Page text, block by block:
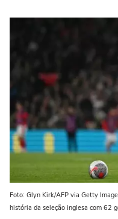
Foto: Glyn Kirk/AFP via Getty
história da seleção inglesa com 62